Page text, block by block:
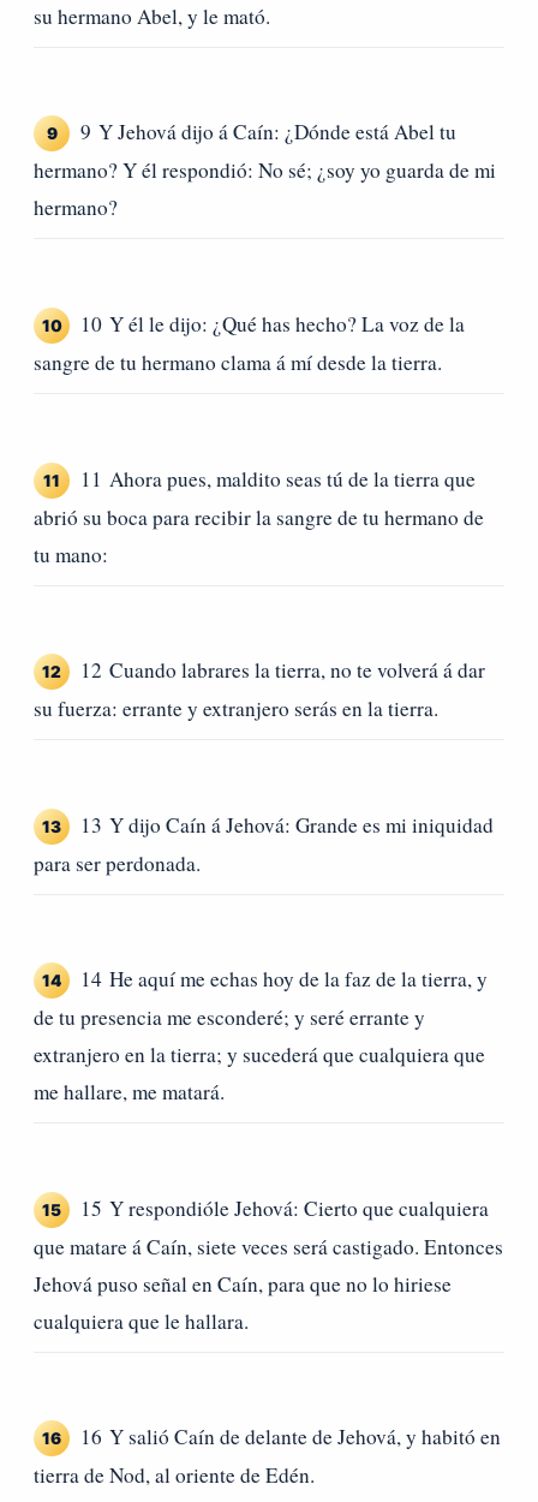
su hermano Abel, y le mató.
9
9 Y Jehová dijo á Caín: ¿Dónde está Abel tu
hermano? Y él respondió: No sé; ¿soy yo guarda de mi
hermano?
10
10 Y él le dijo: ¿Qué has hecho? La voz de la
sangre de tu hermano clama á mí desde la tierra.
11
11 Ahora pues, maldito seas tú de la tierra que
abrió su boca para recibir la sangre de tu hermano de
tu mano:
12
12 Cuando labrares la tierra, no te volverá á dar
su fuerza: errante y extranjero serás en la tierra.
13
13 Y dijo Caín á Jehová: Grande es mi iniquidad
para ser perdonada.
14
14 He aquí me echas hoy de la faz de la tierra, y
de tu presencia me esconderé; y seré errante y
extranjero en la tierra; y sucederá que cualquiera que
me hallare, me matará.
15
15 Y respondióle Jehová: Cierto que cualquiera
que matare á Caín, siete veces será castigado. Entonces
Jehová puso señal en Caín, para que no lo hiriese
cualquiera que le hallara.
16
16 Y salió Caín de delante de Jehová, y habitó en
tierra de Nod, al oriente de Edén.